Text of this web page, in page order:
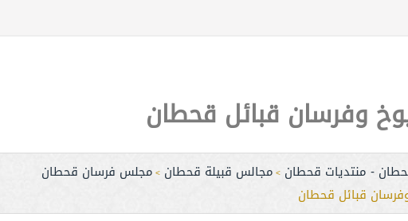
وفرسان قبائل قحطان
- منتديات قحطان > مجالس قبيلة قحطان > مجلس فرسان قحطان
قبائل قحطان